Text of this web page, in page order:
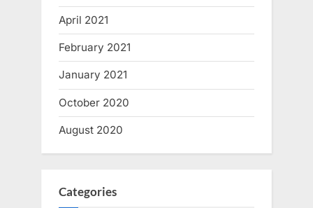
April 2021
February 2021
January 2021
October 2020
August 2020
Categories